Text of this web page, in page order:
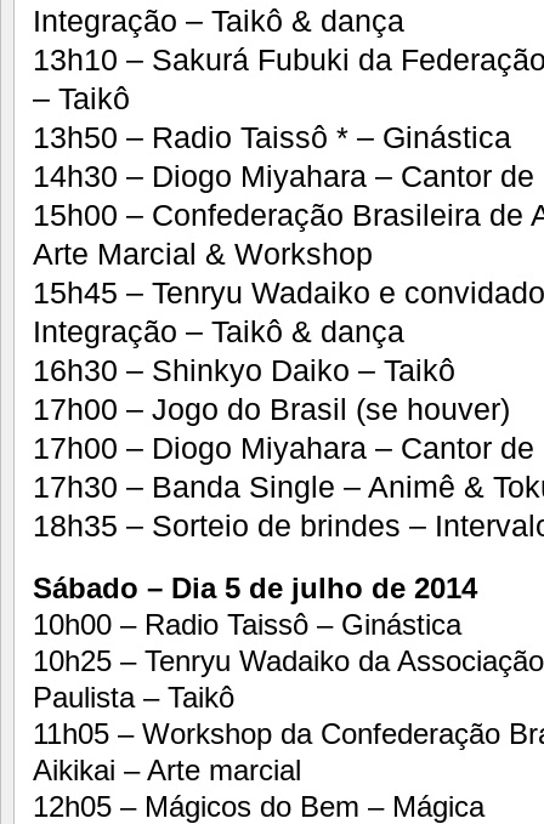
Integração – Taikô & dança
13h10 – Sakurá Fubuki da
– Taikô
13h50 – Radio Taissô * – Ginástica
14h30 – Diogo Miyahara – Cantor
15h00 – Confederação Brasileira de
Arte Marcial & Workshop
15h45 – Tenryu Wadaiko e
Integração – Taikô & dança
16h30 – Shinkyo Daiko – Taikô
17h00 – Jogo do Brasil (se houver)
17h00 – Diogo Miyahara – Cantor
17h30 – Banda Single – Animê &
18h35 – Sorteio de brindes –
Sábado – Dia 5 de julho de 2014
10h00 – Radio Taissô – Ginástica
10h25 – Tenryu Wadaiko da
Paulista – Taikô
11h05 – Workshop da Confederação
Aikikai – Arte marcial
12h05 – Mágicos do Bem – Mágica